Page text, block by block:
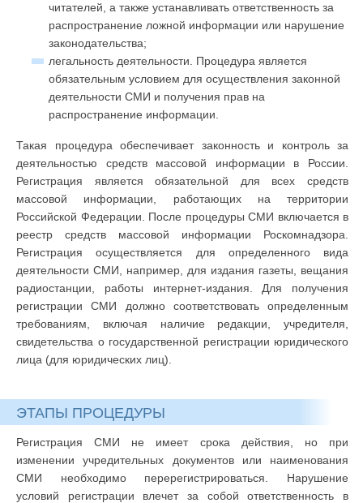
читателей, а также устанавливать ответственность за
распространение ложной информации или нарушение
законодательства;
легальность деятельности. Процедура является
обязательным условием для осуществления законной
деятельности СМИ и получения прав на
распространение информации.
Такая процедура обеспечивает законность и контроль за
деятельностью средств массовой информации в России.
Регистрация является обязательной для всех средств
массовой информации, работающих на территории
Российской Федерации. После процедуры СМИ включается в
реестр средств массовой информации Роскомнадзора.
Регистрация осуществляется для определенного вида
деятельности СМИ, например, для издания газеты, вещания
радиостанции, работы интернет-издания. Для получения
регистрации СМИ должно соответствовать определенным
требованиям, включая наличие редакции, учредителя,
свидетельства о государственной регистрации юридического
лица (для юридических лиц).
ЭТАПЫ ПРОЦЕДУРЫ
Регистрация СМИ не имеет срока действия, но при
изменении учредительных документов или наименования
СМИ необходимо перерегистрироваться. Нарушение
условий регистрации влечет за собой ответственность в